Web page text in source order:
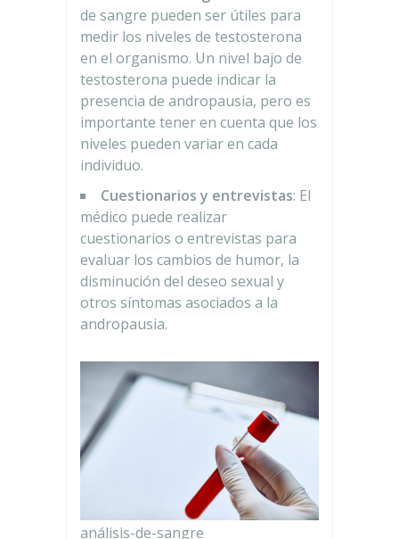
de sangre pueden ser útiles para
medir los niveles de testosterona
en el organismo. Un nivel bajo de
testosterona puede indicar la
presencia de andropausia, pero es
importante tener en cuenta que los
niveles pueden variar en cada
individuo.
Cuestionarios y entrevistas: El
médico puede realizar
cuestionarios o entrevistas para
evaluar los cambios de humor, la
disminución del deseo sexual y
otros síntomas asociados a la
andropausia.
análisis-de-sangre